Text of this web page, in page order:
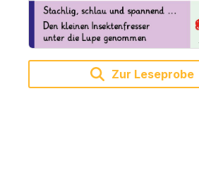
Zur Leseprobe